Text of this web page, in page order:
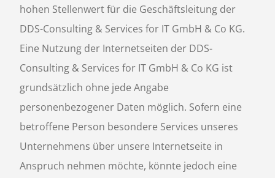
D
D
S
hohen Stellenwert für die Geschäftsleitung der
DDS-Consulting & Services for IT GmbH & Co KG.
Eine Nutzung der Internetseiten der DDS-
Consulting & Services for IT GmbH & Co KG ist
grundsätzlich ohne jede Angabe
personenbezogener Daten möglich. Sofern eine
betroffene Person besondere Services unseres
Unternehmens über unsere Internetseite in
Anspruch nehmen möchte, könnte jedoch eine